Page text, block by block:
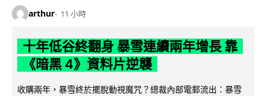
arthur 11 小時
十年低谷終翻身 暴雪連續兩年增長 靠
《暗黑 4》資料片逆襲
收購兩年，暴雪終於擺脫動視魔咒？總裁內部電郵流出：暴雪